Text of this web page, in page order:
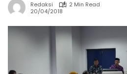
Redaksi
2 Min Read
20/04/2018